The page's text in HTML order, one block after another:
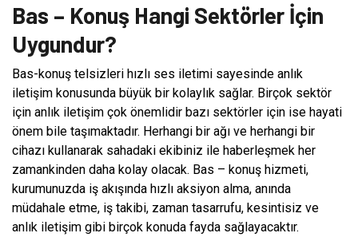
Bas – Konuş Hangi Sektörler İçin
Uygundur?
Bas-konuş telsizleri hızlı ses iletimi sayesinde anlık
iletişim konusunda büyük bir kolaylık sağlar. Birçok sektör
için anlık iletişim çok önemlidir bazı sektörler için ise hayati
önem bile taşımaktadır. Herhangi bir ağı ve herhangi bir
cihazı kullanarak sahadaki ekibiniz ile haberleşmek her
zamankinden daha kolay olacak. Bas – konuş hizmeti,
kurumunuzda iş akışında hızlı aksiyon alma, anında
müdahale etme, iş takibi, zaman tasarrufu, kesintisiz ve
anlık iletişim gibi birçok konuda fayda sağlayacaktır.